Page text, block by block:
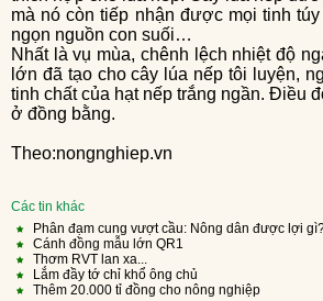
mà nó còn tiếp nhận được mọi tinh
ngọn nguồn con suối…
Nhất là vụ mùa, chênh lệch nhiệt độ ngày đêm ở Yên Bái nói riêng, miền núi phía Bắc nói chung rất
lớn đã tạo cho cây lúa nếp tôi luyện,
tinh chất của hạt nếp trắng ngần. Điều
ở đồng bằng.
Theo:nongnghiep.vn
Các tin khác
Phân đạm cung vượt cầu: Nông dân được lợi
Cánh đồng mẫu lớn QR1
Thơm RVT lan xa...
Lắm đầy tớ chỉ khổ ông chủ
Thêm 20.000 tỉ đồng cho nông nghiệp